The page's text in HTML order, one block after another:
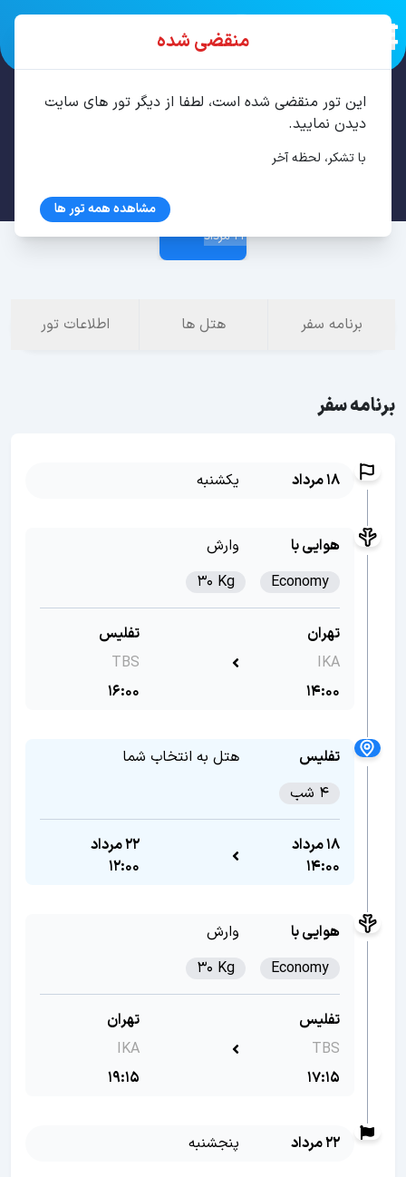
22 مرداد
برنامه سفر هتل ها اطلاعات تور
برنامه سفر
18 مرداد یکشنبه
هوایی با
وارش
Economy
30 Kg
تهران
IKA
14:00
تفلیس
TBS
16:00
تفلیس
هتل به انتخاب شما
4 شب
18 مرداد
14:00
22 مرداد
12:00
هوایی با
وارش
Economy
30 Kg
تفلیس
TBS
17:15
تهران
IKA
19:15
22 مرداد پنجشنبه
منقضی شده
این تور منقضی شده است، لطفا از دیگر تور های سایت
دیدن نمایید.
با تشکر، لحظه آخر
مشاهده همه تور ها